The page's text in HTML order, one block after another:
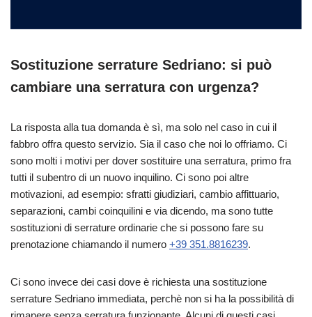
Sostituzione serrature Sedriano: si può
cambiare una serratura con urgenza?
La risposta alla tua domanda è sì, ma solo nel caso in cui il
fabbro offra questo servizio. Sia il caso che noi lo offriamo. Ci
sono molti i motivi per dover sostituire una serratura, primo fra
tutti il subentro di un nuovo inquilino. Ci sono poi altre
motivazioni, ad esempio: sfratti giudiziari, cambio affittuario,
separazioni, cambi coinquilini e via dicendo, ma sono tutte
sostituzioni di serrature ordinarie che si possono fare su
prenotazione chiamando il numero +39 351.8816239.
Ci sono invece dei casi dove è richiesta una sostituzione
serrature Sedriano immediata, perchè non si ha la possibilità di